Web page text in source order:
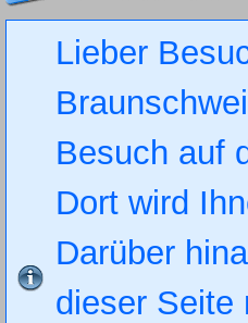
Lieber
Besuch auf
Dort wird
Darüber
dieser Seite